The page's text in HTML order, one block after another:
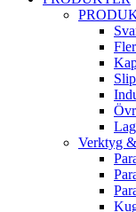
Verktyg